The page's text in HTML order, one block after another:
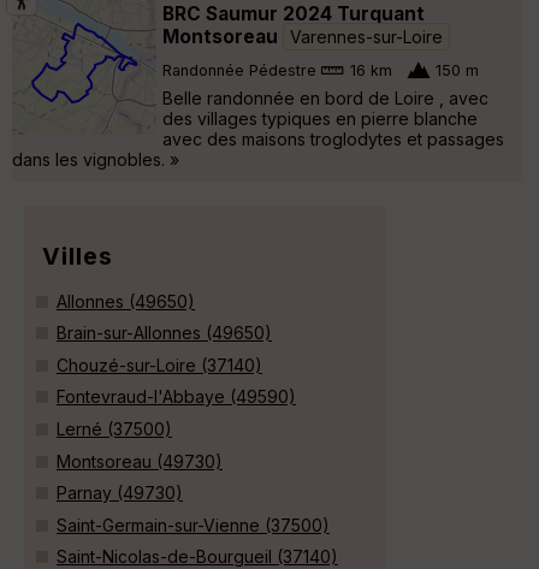
BRC Saumur 2024 Turquant
Montsoreau
Varennes-sur-Loire
Randonnée Pédestre 16 km 150 m
Belle randonnée en bord de Loire , avec
des villages typiques en pierre blanche
avec des maisons troglodytes et passages
dans les vignobles. »
Villes
Allonnes (49650)
Brain-sur-Allonnes (49650)
Chouzé-sur-Loire (37140)
Fontevraud-l'Abbaye (49590)
Lerné (37500)
Montsoreau (49730)
Parnay (49730)
Saint-Germain-sur-Vienne (37500)
Saint-Nicolas-de-Bourgueil (37140)